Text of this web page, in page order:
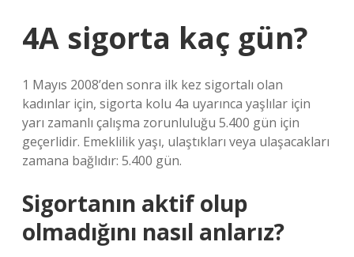
4A sigorta kaç gün?
1 Mayıs 2008’den sonra ilk kez sigortalı olan
kadınlar için, sigorta kolu 4a uyarınca yaşlılar için
yarı zamanlı çalışma zorunluluğu 5.400 gün için
geçerlidir. Emeklilik yaşı, ulaştıkları veya ulaşacakları
zamana bağlıdır: 5.400 gün.
Sigortanın aktif olup
olmadığını nasıl anlarız?